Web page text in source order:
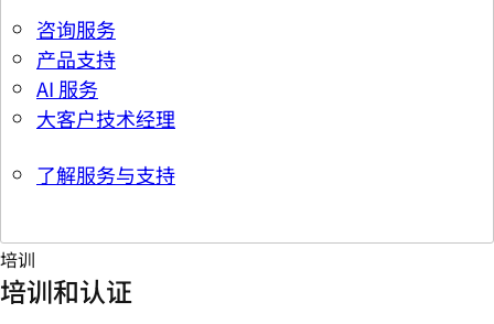
咨询服务
产品支持
AI 服务
大客户技术经理
了解服务与支持
培训
培训和认证